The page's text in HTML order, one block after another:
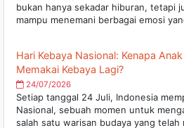
bukan hanya sekadar hiburan, tetapi
mampu menemani berbagai emosi
Hari Kebaya Nasional: Kenapa
Memakai Kebaya Lagi?
24/07/2026
Setiap tanggal 24 Juli, Indonesia
Nasional, sebuah momen untuk
salah satu warisan budaya yang telah